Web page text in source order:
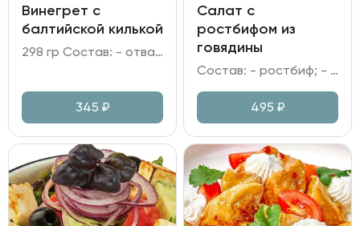
Винегрет с
балтийской килькой
298 гр Состав: - отварные свекла, морковь и картофель; - огурцы маринованные; капуста квашеная; - килька; Бородинская крошка; - горошек зелёный; лук репчатый; лук зелёный; зелень; - масло растительное; уксус яблочный.
345 ₽
Салат с
ростбифом из
говядины
Состав: - ростбиф; - картофель запеченный; томаты вяленые; - томаты Черри; микс салата; лук красный; - заправка имбирная.
495 ₽